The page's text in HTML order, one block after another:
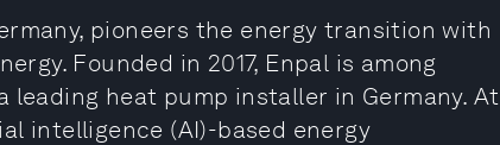
pioneers the energy transition with
Founded in 2017, Enpal is among
leading heat pump installer in Germany. At
intelligence (AI)-based energy